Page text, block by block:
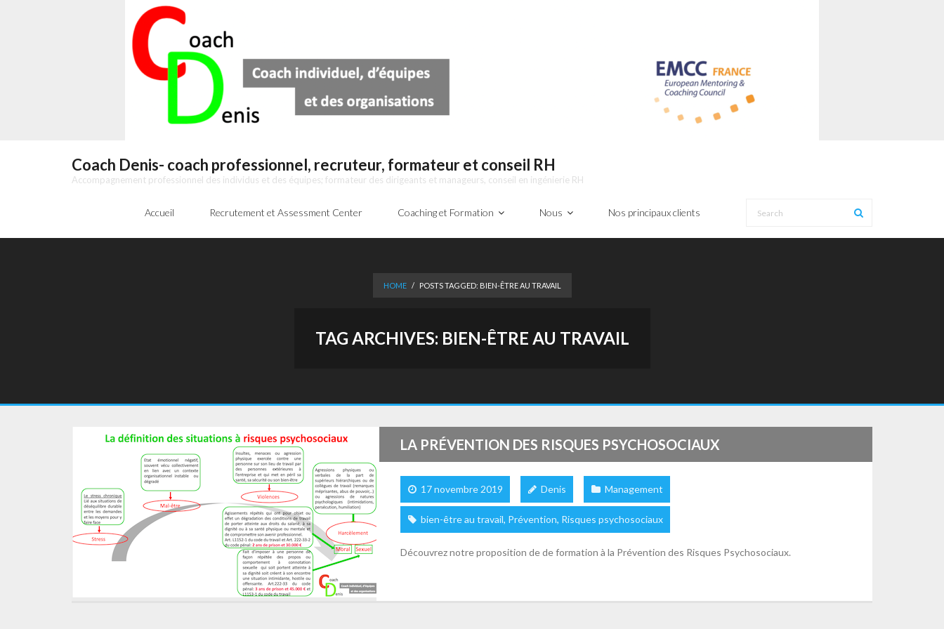
Coach Denis- coach professionnel, recruteur, formateur et conseil RH
Accompagnement professionnel des individus et des équipes; formateur des dirigeants et manageurs, conseil en ingénierie RH
Accueil Recrutement et Assessment Center Coaching et Formation Nous Nos principaux clients
HOME / POSTS TAGGED: BIEN-ÊTRE AU TRAVAIL
TAG ARCHIVES: BIEN-ÊTRE AU TRAVAIL
LA PRÉVENTION DES RISQUES PSYCHOSOCIAUX
17 novembre 2019 Denis Management
bien-être au travail, Prévention, Risques psychosociaux
Découvrez notre proposition de de formation à la Prévention des Risques Psychosociaux.